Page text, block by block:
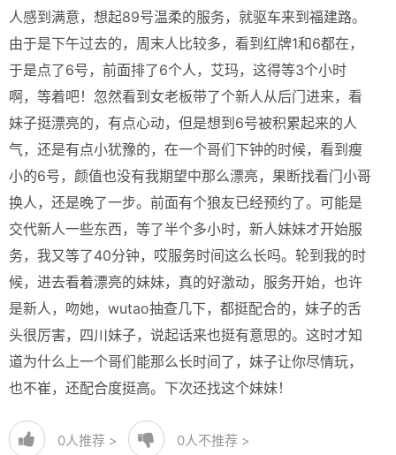
人感到满意，想起89号温柔的服务，就驱车来到福建路。
由于是下午过去的，周末人比较多，看到红牌1和6都在，
于是点了6号，前面排了6个人，艾玛，这得等3个小时
啊，等着吧！忽然看到女老板带了个新人从后门进来，看
妹子挺漂亮的，有点心动，但是想到6号被积累起来的人
气，还是有点小犹豫的，在一个哥们下钟的时候，看到瘦
小的6号，颜值也没有我期望中那么漂亮，果断找看门小哥
换人，还是晚了一步。前面有个狼友已经预约了。可能是
交代新人一些东西，等了半个多小时，新人妹妹才开始服
务，我又等了40分钟，哎服务时间这么长吗。轮到我的时
候，进去看着漂亮的妹妹，真的好激动，服务开始，也许
是新人，吻她，wutao抽查几下，都挺配合的，妹子的舌
头很厉害，四川妹子，说起话来也挺有意思的。这时才知
道为什么上一个哥们能那么长时间了，妹子让你尽情玩，
也不崔，还配合度挺高。下次还找这个妹妹！
0人推荐 > 0人不推荐 >